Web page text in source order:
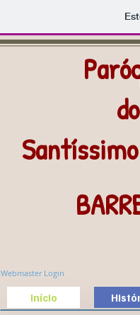
do
Webmaster Login
Início